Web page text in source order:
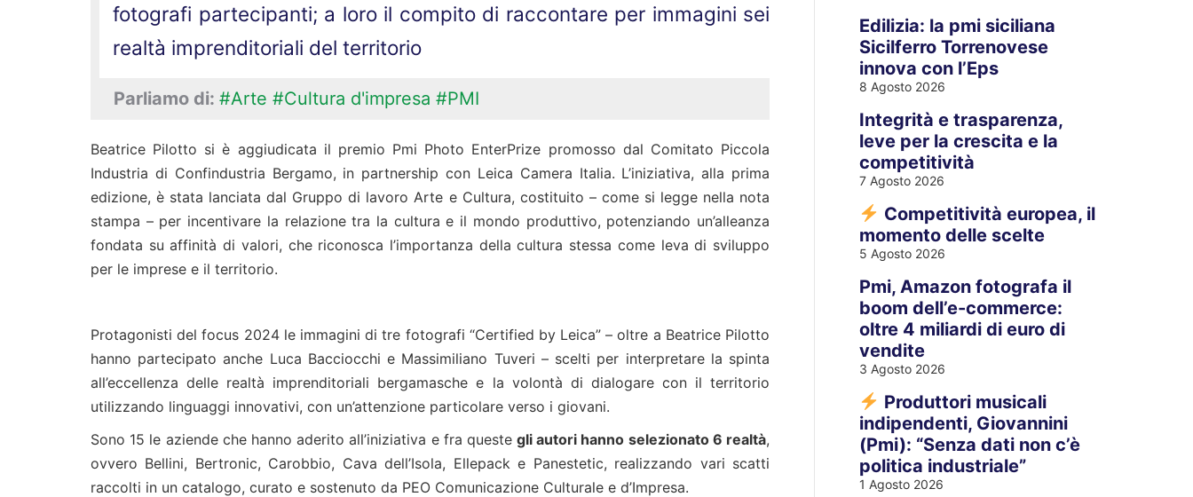
fotografi partecipanti; a loro il compito di raccontare per immagini sei
realtà imprenditoriali del territorio
Parliamo di: #Arte #Cultura d'impresa #PMI
Beatrice Pilotto si è aggiudicata il premio Pmi Photo EnterPrize promosso dal Comitato Piccola
Industria di Confindustria Bergamo, in partnership con Leica Camera Italia. L’iniziativa, alla prima
edizione, è stata lanciata dal Gruppo di lavoro Arte e Cultura, costituito – come si legge nella nota
stampa – per incentivare la relazione tra la cultura e il mondo produttivo, potenziando un’alleanza
fondata su affinità di valori, che riconosca l’importanza della cultura stessa come leva di sviluppo
per le imprese e il territorio.
Protagonisti del focus 2024 le immagini di tre fotografi “Certified by Leica” – oltre a Beatrice Pilotto
hanno partecipato anche Luca Bacciocchi e Massimiliano Tuveri – scelti per interpretare la spinta
all’eccellenza delle realtà imprenditoriali bergamasche e la volontà di dialogare con il territorio
utilizzando linguaggi innovativi, con un’attenzione particolare verso i giovani.
Sono 15 le aziende che hanno aderito all’iniziativa e fra questegli autori hanno selezionato 6 realtà,
ovvero Bellini, Bertronic, Carobbio, Cava dell’Isola, Ellepack e Panestetic, realizzando vari scatti
raccolti in un catalogo, curato e sostenuto da PEO Comunicazione Culturale e d’Impresa.
Edilizia: la pmi siciliana
Sicilferro Torrenovese
innova con l’Eps
8 Agosto 2026
Integrità e trasparenza,
leve per la crescita e la
competitività
7 Agosto 2026
Competitività europea, il
momento delle scelte
5 Agosto 2026
Pmi, Amazon fotografa il
boom dell’e-commerce:
oltre 4 miliardi di euro di
vendite
3 Agosto 2026
Produttori musicali
indipendenti, Giovannini
(Pmi): “Senza dati non c’è
politica industriale”
1 Agosto 2026